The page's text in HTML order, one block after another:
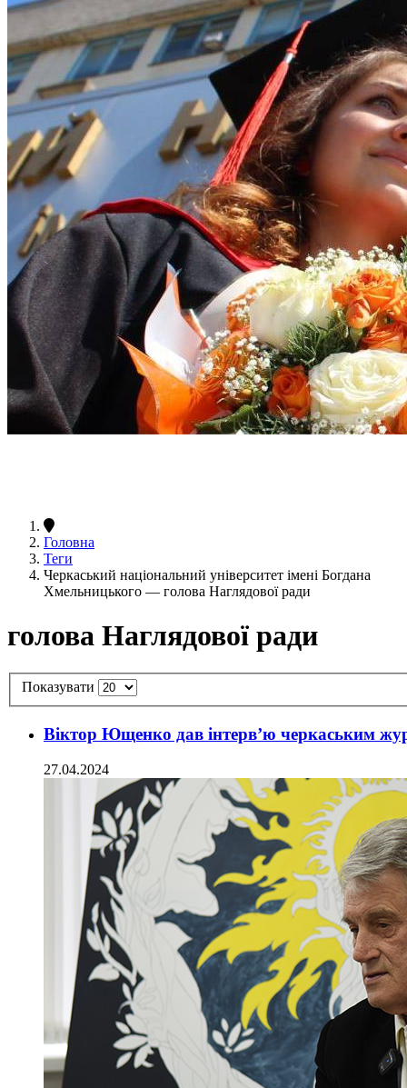
Головна
Теги
Черкаський національний університет імені Богдана
Хмельницького — голова Наглядової ради
голова Наглядової ради
Показувати
Віктор Ющенко дав інтерв’ю черкаським
27.04.2024